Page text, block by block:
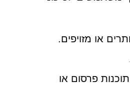
או מזויפים.
פרסום או